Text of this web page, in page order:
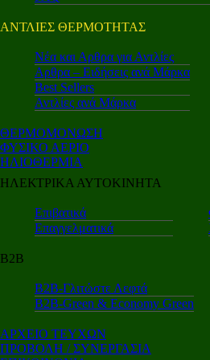
ΑΝΤΛΙΕΣ ΘΕΡΜΟΤΗΤΑΣ
Nέα και Αρθρα για Αντλίες
Αρθρα – Ειδήσεις ανά Μάρκα
Best Sellers
Αντλίες ανά Μάρκα
ΘΕΡΜΟΜΟΝΩΣΗ
ΦΥΣΙΚΟ ΑΕΡΙΟ
ΗΛΙΟΘΕΡΜΙΑ
ΗΛΕΚΤΡΙΚΑ ΑΥΤΟΚΙΝΗΤΑ
Επιβατικά
Επαγγελματικά
Β2Β
Β2Β-Γλιτώστε Λεφτά
Β2Β-Green & Economy Green
ΑΡΧΕΙΟ ΤΕΥΧΩΝ
ΠΡΟΒΟΛΗ / ΣΥΝΕΡΓΑΣΙΑ